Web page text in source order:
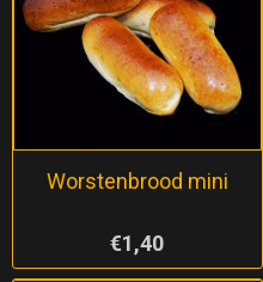
Worstenbrood mini
€1,40